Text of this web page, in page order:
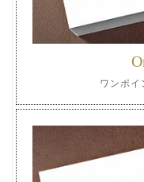
ワンポ